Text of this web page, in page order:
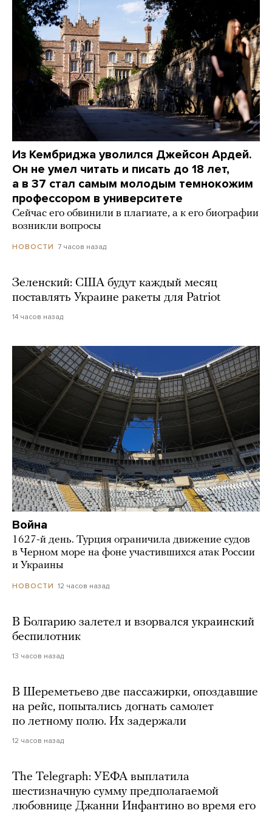
Из Кембриджа уволился Джейсон Ардей.
Он не умел читать и писать до 18 лет,
а в 37 стал самым молодым темнокожим
профессором в университете
Сейчас его обвинили в плагиате, а к его биографии
возникли вопросы
НОВОСТИ 7 часов назад
Зеленский: США будут каждый месяц
поставлять Украине ракеты для Patriot
14 часов назад
Война
1627-й день. Турция ограничила движение судов
в Черном море на фоне участившихся атак России
и Украины
НОВОСТИ 12 часов назад
В Болгарию залетел и взорвался украинский
беспилотник
13 часов назад
В Шереметьево две пассажирки, опоздавшие
на рейс, попытались догнать самолет
по летному полю. Их задержали
12 часов назад
The Telegraph: УЕФА выплатила
шестизначную сумму предполагаемой
любовнице Джанни Инфантино во время его